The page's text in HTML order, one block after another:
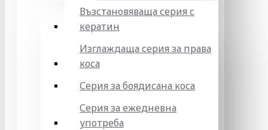
Възстановяваща серия с
кератин
Изглаждаща серия за права
коса
Серия за боядисана коса
Серия за ежедневна
употреба